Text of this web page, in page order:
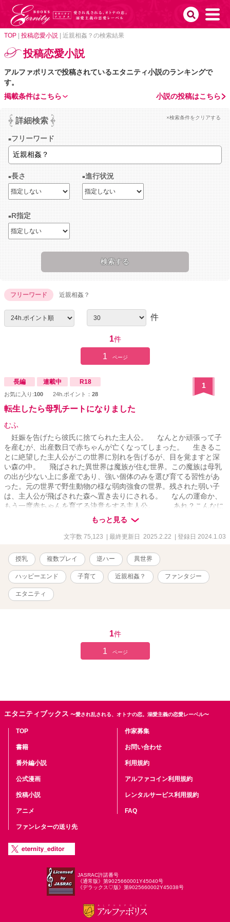
TOP 投稿恋愛小説 近親相姦？の検索結果
投稿恋愛小説
アルファポリスで投稿されているエタニティ小説のランキングで
す。
小説の投稿はこちら
掲載条件はこちら
詳細検索 ×検索条件をクリアする
フリーワード
長さ 進行状況
R指定
フリーワード 近親相姦？
件
1件
1 ページ
長編 連載中 R18
お気に入り:100 24h.ポイント： 28
1
転生したら母乳チートになりました
むふ
妊娠を告げたら彼氏に捨てられた主人公。 なんとか頑張って子
を産むが、出産数日で赤ちゃんが亡くなってしまった。 生きるこ
とに絶望した主人公がこの世界に別れを告げるが、目を覚ますと深
い森の中。 飛ばされた異世界は魔族が住む世界。この魔族は母乳
の出が少ない上に多産であり、強い個体のみを選び育てる習性があ
った。元の世界で野生動物の様な弱肉強食の世界。残された弱い子
は、主人公が飛ばされた森へ置き去りにされる。 なんの運命か、
もう一度赤ちゃんを育てる決意をする主人公。 あれ？こんなに
母乳でるんだ？ あれ？赤ちゃんってこんなに早くハイハイする
の？ 転生したら母乳チートになった主人公。 「育ててくれてあ
りがとう。僕と結婚してください」 「いや、俺が今までの分幸せ
けど、私一応お母さんです！困りますー！ 育てた子ども達に
愛されるお話。 ※注意※ ・胸糞表現、最初に出てくる恋人の男
性がクズ ・妊娠、出産に対して本来取るべき対応ができていない
表現があり ・赤ちゃんが亡くなる表現あり ・赤ちゃんが捨てら
れる表現あり ・残酷、可哀想な表現あり ・モロ語あり ・血は
繋がって無いが、母と子の性行為描写あり
もっと見る
文字数 75,123 | 最終更新日 2025.2.22 | 登録日 2024.1.03
授乳 複数プレイ 逆ハー 異世界
ハッピーエンド 子育て 近親相姦？ ファンタジー
エタニティ
1件
1 ページ
エタニティブックス 〜愛され乱される、オトナの恋。溺愛主義の恋愛レーベル〜
TOP
書籍
番外編小説
公式漫画
投稿小説
アニメ
ファンレターの送り先
作家募集
お問い合わせ
利用規約
アルファコイン利用規約
レンタルサービス利用規約
FAQ
JASRAC許諾番号
《通常版》第9025660001Y45040号
《デラックス♡版》第9025660002Y45038号